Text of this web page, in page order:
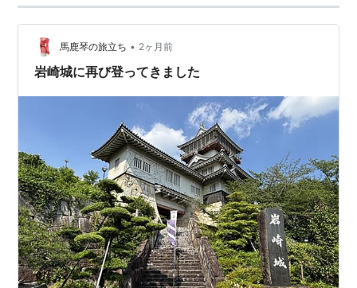
馬鹿琴の旅立ち • 2ヶ月前
岩崎城に再び登ってきました